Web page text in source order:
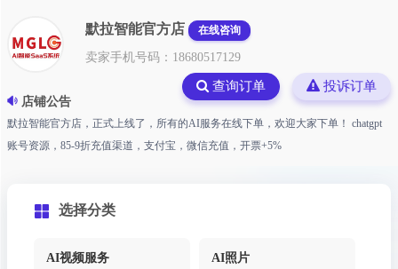
默拉智能官方店 在线咨询
卖家手机号码：18680517129
查询订单 投诉订单
店铺公告
默拉智能官方店，正式上线了，所有的AI服务在线下单，欢迎大家下单！ chatgpt
账号资源，85-9折充值渠道，支付宝，微信充值，开票+5%
选择分类
AI视频服务 AI照片